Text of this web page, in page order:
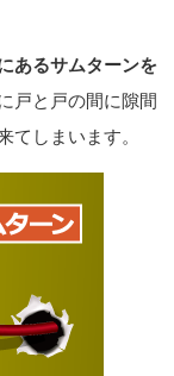
あるサムターンを
戸と戸の間に隙間
てしまいます。